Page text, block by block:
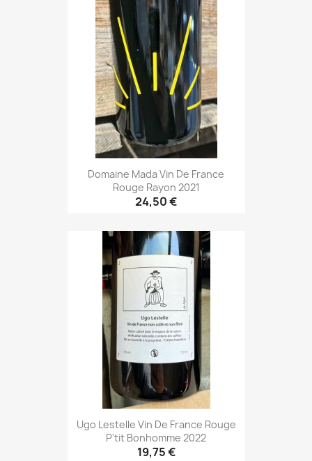
Domaine Mada Vin De France
Rouge Rayon 2021
24,50 €
Ugo Lestelle Vin De France Rouge
P'tit Bonhomme 2022
19,75 €